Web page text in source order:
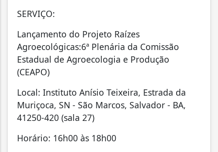
SERVIÇO:
Lançamento do Projeto Raízes
Agroecológicas:6ª Plenária da Comissão
Estadual de Agroecologia e Produção
(CEAPO)
Local: Instituto Anísio Teixeira, Estrada da
Muriçoca, SN - São Marcos, Salvador - BA,
41250-420 (sala 27)
Horário: 16h00 às 18h00